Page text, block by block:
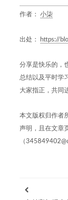
作者： 小柒
出处： https://
分享是快乐的，
总结以及平时学
大家指正，共同
本文版权归作者
声明，且在文章
（